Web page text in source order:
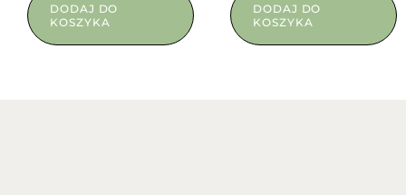
DODAJ DO
KOSZYKA
DODAJ DO
KOSZYKA